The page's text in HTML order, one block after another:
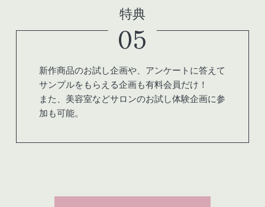
特典
05
新作商品のお試し企画や、アンケートに答えて
サンプルをもらえる企画も有料会員だけ！
また、美容室などサロンのお試し体験企画に参
加も可能。